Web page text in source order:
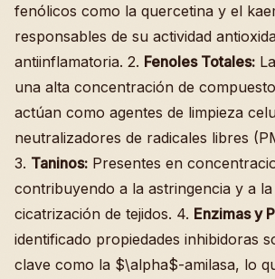
fenólicos como la quercetina y el
responsables de su actividad
antiinflamatoria. 2. Fenoles Totales:
una alta concentración de
actúan como agentes de limpieza
neutralizadores de radicales libres
3. Taninos: Presentes en
contribuyendo a la astringencia y a la
cicatrización de tejidos. 4. Enzimas y
identificado propiedades inhibidoras
clave como la $\alpha$-amilasa, lo